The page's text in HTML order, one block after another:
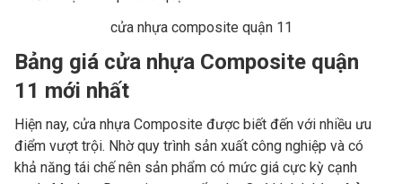
cửa nhựa composite quận 11
Bảng giá cửa nhựa Composite quận
11 mới nhất
Hiện nay, cửa nhựa Composite được biết đến với nhiều ưu
điểm vượt trội. Nhờ quy trình sản xuất công nghiệp và có
khả năng tái chế nên sản phẩm có mức giá cực kỳ cạnh